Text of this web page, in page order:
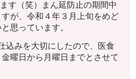
す（笑）まん延防止の期間中
が、令和４年３月上旬をめど
思っています。
込みを大切にしたので、医食
曜日から月曜日までとさせて